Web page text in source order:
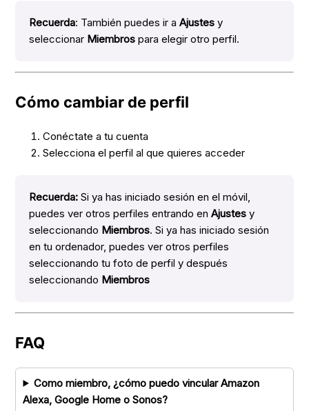
Recuerda: También puedes ir aAjustes y
seleccionar Miembros para elegir otro perfil.
Cómo cambiar de perfil
Conéctate a tu cuenta
Selecciona el perfil al que quieres acceder
Recuerda: Si ya has iniciado sesión en el móvil,
puedes ver otros perfiles entrando enAjustes y
seleccionando Miembros. Si ya has iniciado sesión
en tu ordenador, puedes ver otros perfiles
seleccionando tu foto de perfil y después
seleccionando Miembros
FAQ
Como miembro, ¿cómo puedo vincular Amazon
Alexa, Google Home o Sonos?